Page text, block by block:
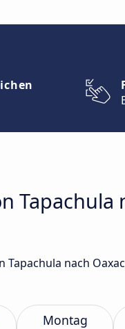
Tapachula
nach
Montag